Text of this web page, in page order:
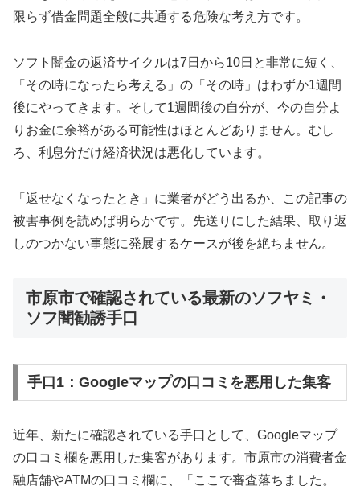
限らず借金問題全般に共通する危険な考え方です。
ソフト闇金の返済サイクルは7日から10日と非常に短く、
「その時になったら考える」の「その時」はわずか1週間
後にやってきます。そして1週間後の自分が、今の自分よ
りお金に余裕がある可能性はほとんどありません。むし
ろ、利息分だけ経済状況は悪化しています。
「返せなくなったとき」に業者がどう出るか、この記事の
被害事例を読めば明らかです。先送りにした結果、取り返
しのつかない事態に発展するケースが後を絶ちません。
市原市で確認されている最新のソフヤミ・
ソフ闇勧誘手口
手口1：Googleマップの口コミを悪用した集客
近年、新たに確認されている手口として、Googleマップ
の口コミ欄を悪用した集客があります。市原市の消費者金
融店舗やATMの口コミ欄に、「ここで審査落ちました。